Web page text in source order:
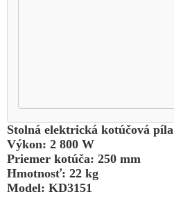
Stolná elektrická kotúčová píla
Výkon: 2 800 W
Priemer kotúča: 250 mm
Hmotnosť: 22 kg
Model: KD3151